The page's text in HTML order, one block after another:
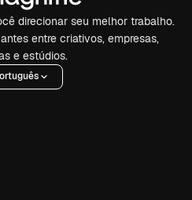
direcionar seu melhor trabalho.
entre criativos, empresas,
e estúdios.